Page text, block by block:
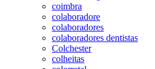
coimbra
colaboradore
colaboradores
colaboradores dentistas
Colchester
colheitas